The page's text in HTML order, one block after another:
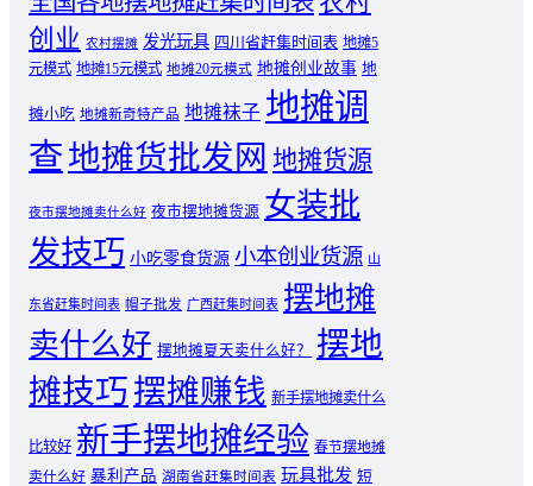
创业 农村摆摊 发光玩具 四川省赶集时间表 地摊5
元模式 地摊15元模式 地摊20元模式 地摊创业故事 地
摊小吃 地摊新奇特产品 地摊袜子 地摊调
查地摊货批发网 地摊货源
夜市摆地摊卖什么好 夜市摆地摊货源 女装批
发技巧 小吃零食货源 小本创业货源 山
东省赶集时间表 帽子批发 广西赶集时间表 摆地摊
卖什么好 摆地摊夏天卖什么好？
摆地
摊技巧摆摊赚钱 新手摆地摊卖什么
比较好 新手摆地摊经验 春节摆地摊
卖什么好 暴利产品 湖南省赶集时间表 玩具批发 短